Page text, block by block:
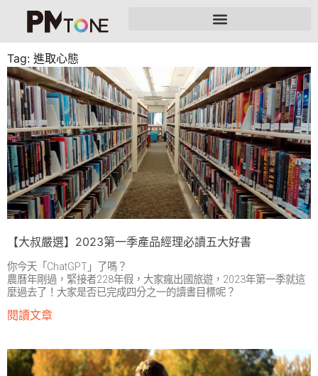
Tag: 進取心態
【大叔嚴選】2023第一季產品經理必讀五大好書
你今天「ChatGPT」了嗎？
農曆年剛過，緊接者228年假，大家瘋出國旅遊，2023年第一季就這
麼過去了！大家是否已完成四分之一的讀書目標呢？
閱讀文章